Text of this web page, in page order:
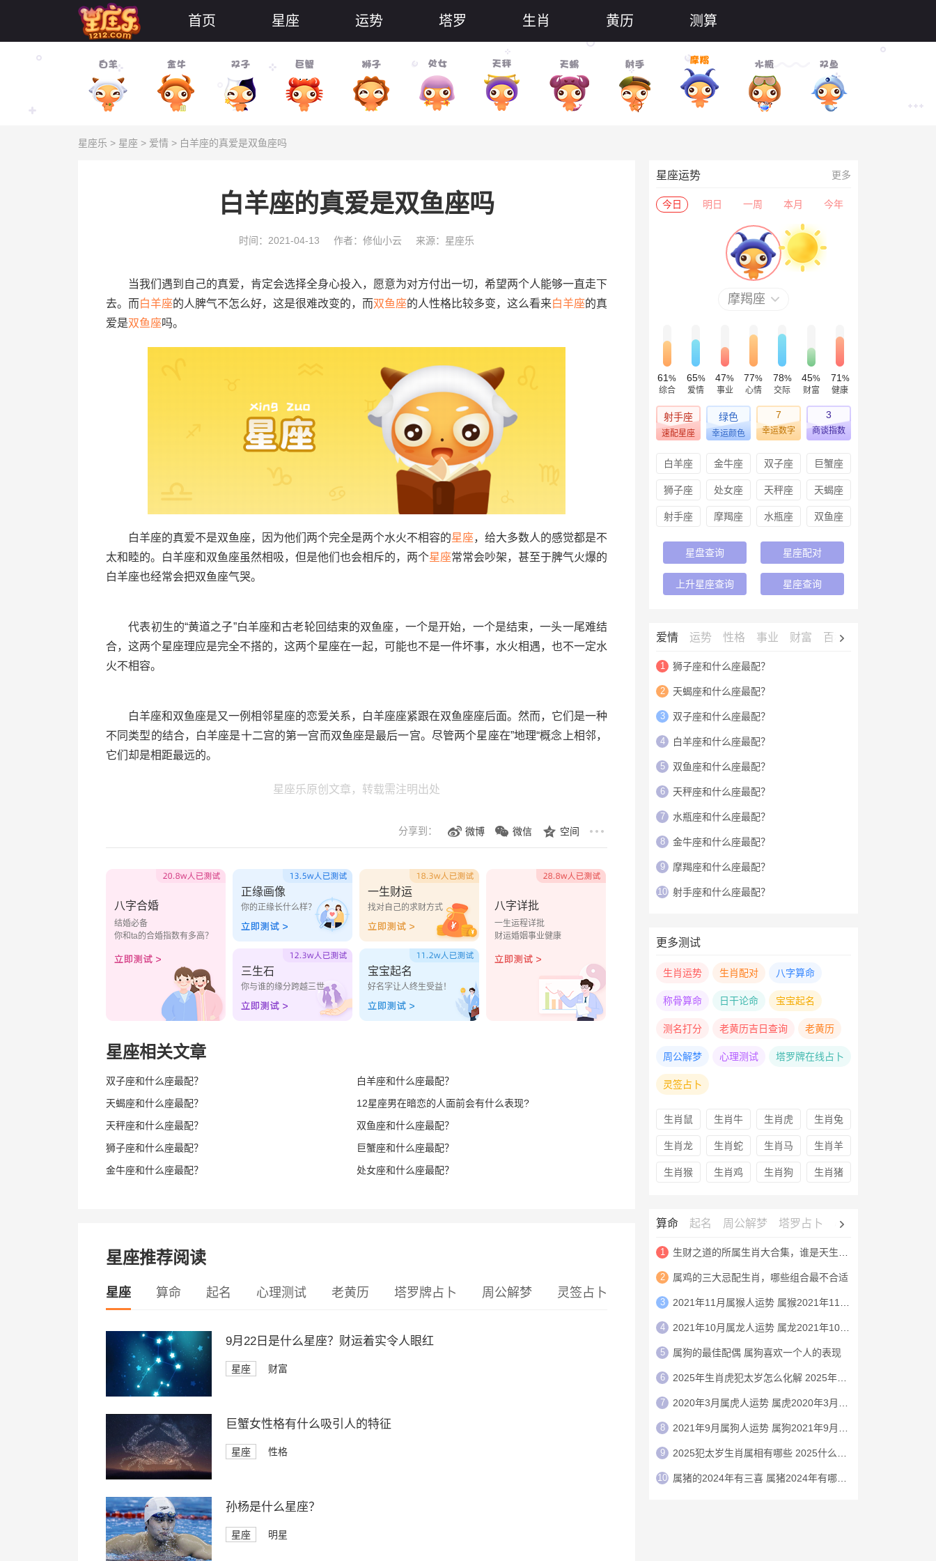
首页 星座 运势 塔罗 生肖 黄历 测算
星座乐 > 星座 > 爱情 > 白羊座的真爱是双鱼座吗
白羊座的真爱是双鱼座吗
时间：2021-04-13 作者：修仙小云 来源：星座乐
当我们遇到自己的真爱，肯定会选择全身心投入，愿意为对方付出一切，希望两个人能够一直走下
去。而白羊座的人脾气不怎么好，这是很难改变的，而双鱼座的人性格比较多变，这么看来白羊座的真
爱是双鱼座吗。
白羊座的真爱不是双鱼座，因为他们两个完全是两个水火不相容的星座，给大多数人的感觉都是不
太和睦的。白羊座和双鱼座虽然相吸，但是他们也会相斥的，两个星座常常会吵架，甚至于脾气火爆的
白羊座也经常会把双鱼座气哭。
代表初生的“黄道之子”白羊座和古老轮回结束的双鱼座，一个是开始，一个是结束，一头一尾难结
合，这两个星座理应是完全不搭的，这两个星座在一起，可能也不是一件坏事，水火相遇，也不一定水
火不相容。
白羊座和双鱼座是又一例相邻星座的恋爱关系，白羊座座紧跟在双鱼座座后面。然而，它们是一种
不同类型的结合，白羊座是十二宫的第一宫而双鱼座是最后一宫。尽管两个星座在”地理“概念上相邻，
它们却是相距最远的。
星座乐原创文章，转载需注明出处
分享到： 微博 微信 空间
八字合婚
结婚必备
你和ta的合婚指数有多高？
正缘画像
你的正缘长什么样？
一生财运
找对自己的求财方式
三生石
你与谁的缘分跨越三世
宝宝起名
好名字让人终生受益！
八字详批
一生运程详批
财运婚姻事业健康
星座相关文章
双子座和什么座最配？
白羊座和什么座最配？
天蝎座和什么座最配？
12星座男在暗恋的人面前会有什么表现?
天秤座和什么座最配？
双鱼座和什么座最配？
狮子座和什么座最配？
巨蟹座和什么座最配？
金牛座和什么座最配？
处女座和什么座最配？
星座推荐阅读
星座 算命 起名 心理测试 老黄历 塔罗牌占卜 周公解梦 灵签占卜
9月22日是什么星座？财运着实令人眼红
星座 财富
巨蟹女性格有什么吸引人的特征
星座 性格
孙杨是什么星座？
星座 明星
星座运势 更多
今日 明日 一周 本月 今年
摩羯座
61%
综合
65%
爱情
47%
事业
77%
心情
78%
交际
45%
财富
71%
健康
射手座
速配星座
绿色
幸运颜色
7
幸运数字
3
商谈指数
白羊座 金牛座 双子座 巨蟹座
狮子座 处女座 天秤座 天蝎座
射手座 摩羯座 水瓶座 双鱼座
星盘查询 星座配对
上升星座查询 星座查询
爱情 运势 性格 事业 财富 百科
1 狮子座和什么座最配？
2 天蝎座和什么座最配？
3 双子座和什么座最配？
4 白羊座和什么座最配？
5 双鱼座和什么座最配？
6 天秤座和什么座最配？
7 水瓶座和什么座最配？
8 金牛座和什么座最配？
9 摩羯座和什么座最配？
10 射手座和什么座最配？
更多测试
生肖运势 生肖配对 八字算命
称骨算命 日干论命 宝宝起名
测名打分 老黄历吉日查询 老黄历
周公解梦 心理测试 塔罗牌在线占卜
灵签占卜
生肖鼠 生肖牛 生肖虎 生肖兔
生肖龙 生肖蛇 生肖马 生肖羊
生肖猴 生肖鸡 生肖狗 生肖猪
算命 起名 周公解梦 塔罗占卜 心理测试
1 生财之道的所属生肖大合集，谁是天生的赚钱机器
2 属鸡的三大忌配生肖，哪些组合最不合适
3 2021年11月属猴人运势 属猴2021年11月运程
4 2021年10月属龙人运势 属龙2021年10月运程
5 ‌‌属狗的最佳配偶 属狗喜欢一个人的表现
6 2025年生肖虎犯太岁怎么化解 2025年犯太岁的生肖虎怎么化解
7 2020年3月属虎人运势 属虎2020年3月运程
8 2021年9月属狗人运势 属狗2021年9月运程
9 2025犯太岁生肖属相有哪些 2025什么生肖犯太岁
10 属猪的2024年有三喜 属猪2024年有哪三喜